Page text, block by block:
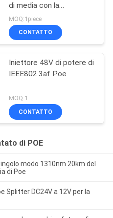
di media con la
scanalatura di SFP
MOQ:1piece
CONTATTO
Iniettore 48V di potere di
IEEE802.3af Poe
MOQ:1
CONTATTO
di POE
modo 1310nm 20km del
di Poe
Splitter DC24V a 12V per la